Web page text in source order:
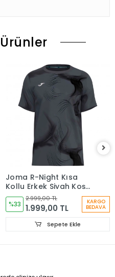
Joma R-Night Kısa
Kollu Erkek Siyah Koşu
Tişörtü 104716.110
%33
2.999,00 TL
1.999,00 TL
KARGO
BEDAVA
Sepete Ekle